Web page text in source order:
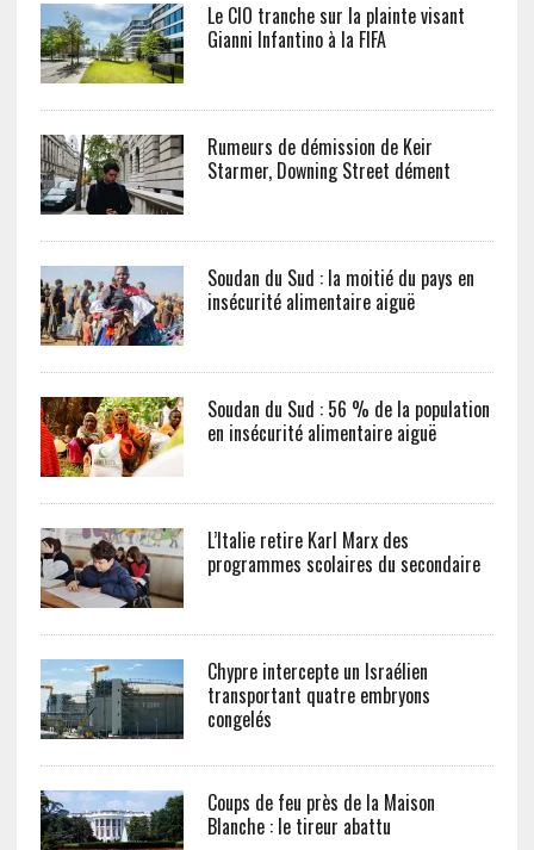
Le CIO tranche sur la plainte visant
Gianni Infantino à la FIFA
Rumeurs de démission de Keir
Starmer, Downing Street dément
Soudan du Sud : la moitié du pays en
insécurité alimentaire aiguë
Soudan du Sud : 56 % de la population
en insécurité alimentaire aiguë
L’Italie retire Karl Marx des
programmes scolaires du secondaire
Chypre intercepte un Israélien
transportant quatre embryons
congelés
Coups de feu près de la Maison
Blanche : le tireur abattu